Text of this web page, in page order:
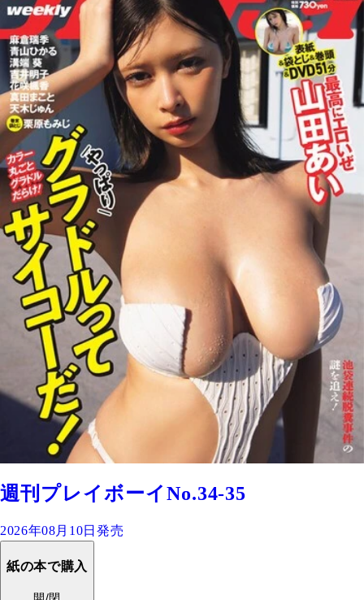
週刊プレイボーイNo.34-35
2026年08月10日発売
紙の本で購入